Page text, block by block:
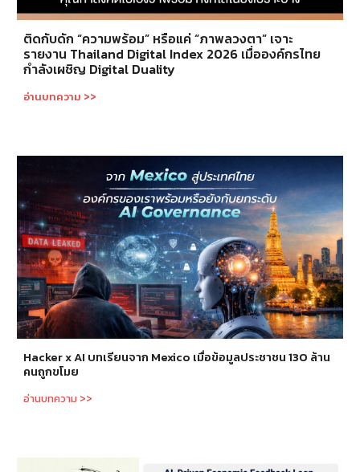
ติดกับดัก “ความพร้อม” หรือแค่ “ภาพลวงตา” เจาะ
รายงาน Thailand Digital Index 2026 เมื่อองค์กรไทย
กำลังเผชิญ Digital Duality
อ่านบทความ >>
Hacker x AI บทเรียนจาก Mexico เมื่อข้อมูลประชาชน 130 ล้าน
คนถูกขโมย
อ่านบทความ >>